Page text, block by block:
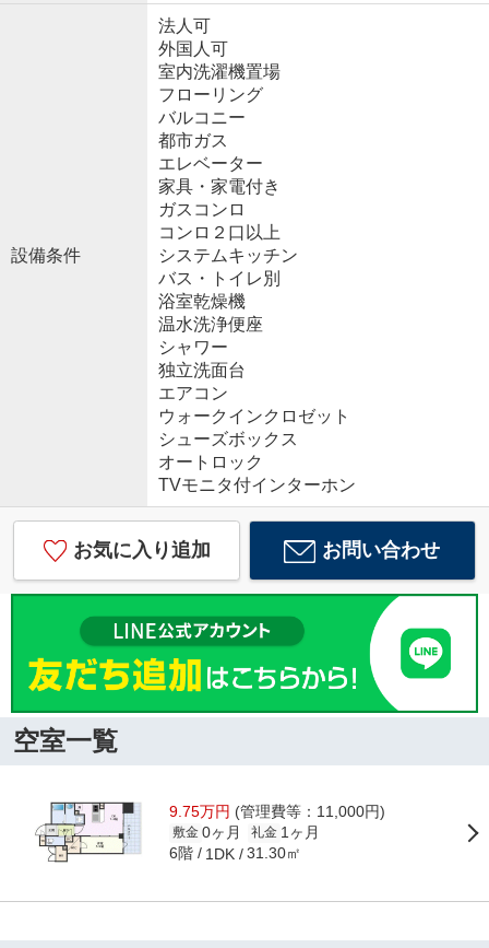
設備条件
法人可
外国人可
室内洗濯機置場
フローリング
バルコニー
都市ガス
エレベーター
家具・家電付き
ガスコンロ
コンロ２口以上
システムキッチン
バス・トイレ別
浴室乾燥機
温水洗浄便座
シャワー
独立洗面台
エアコン
ウォークインクロゼット
シューズボックス
オートロック
TVモニタ付インターホン
お気に入り追加 お問い合わせ
空室一覧
9.75万円 (管理費等：11,000円)
敷金 0ヶ月 礼金 1ヶ月
6階 1DK 31.30㎡